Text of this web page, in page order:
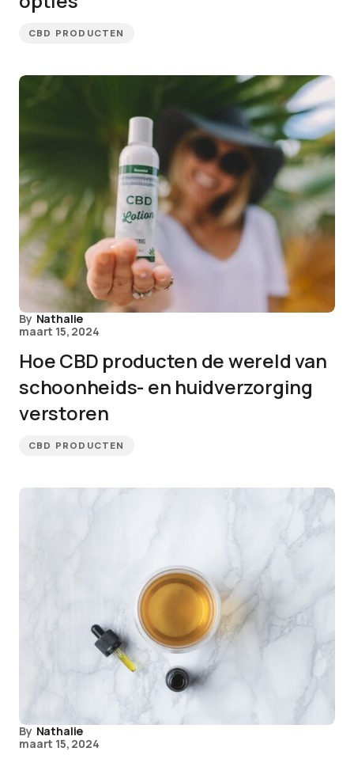
CBD PRODUCTEN
By Nathalie
maart 15, 2024
Hoe CBD producten de wereld van
schoonheids- en huidverzorging
verstoren
CBD PRODUCTEN
By Nathalie
maart 15, 2024